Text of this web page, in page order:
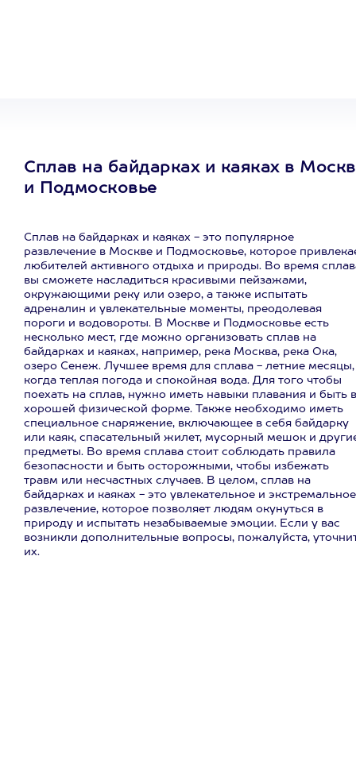
Сплав на байдарках и каяках в
и Подмосковье
Сплав на байдарках и каяках - это популярное
развлечение в Москве и Подмосковье, которое
любителей активного отдыха и природы. Во время
вы сможете насладиться красивыми пейзажами,
окружающими реку или озеро, а также испытать
адреналин и увлекательные моменты, преодолевая
пороги и водовороты. В Москве и Подмосковье есть
несколько мест, где можно организовать сплав на
байдарках и каяках, например, река Москва, река Ока,
озеро Сенеж. Лучшее время для сплава - летние месяцы,
когда теплая погода и спокойная вода. Для того чтобы
поехать на сплав, нужно иметь навыки плавания и быть в
хорошей физической форме. Также необходимо иметь
специальное снаряжение, включающее в себя байдарку
или каяк, спасательный жилет, мусорный мешок и
предметы. Во время сплава стоит соблюдать правила
безопасности и быть осторожными, чтобы избежать
травм или несчастных случаев. В целом, сплав на
байдарках и каяках - это увлекательное и экстремальное
развлечение, которое позволяет людям окунуться в
природу и испытать незабываемые эмоции. Если у вас
возникли дополнительные вопросы, пожалуйста,
их.